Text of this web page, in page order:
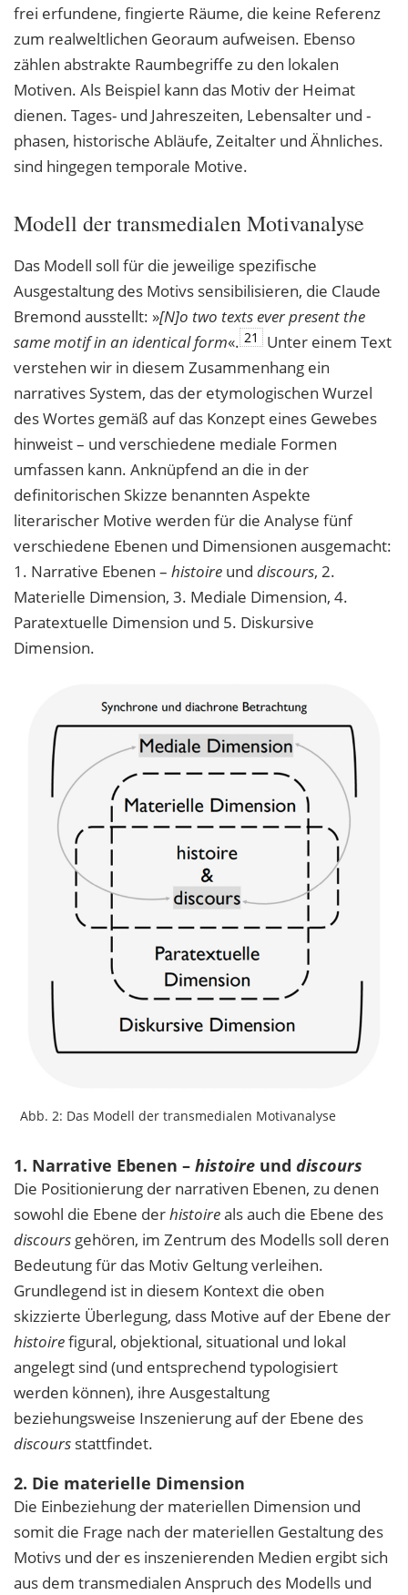
frei erfundene, fingierte Räume, die keine Referenz
zum realweltlichen Georaum aufweisen. Ebenso
zählen abstrakte Raumbegriffe zu den lokalen
Motiven. Als Beispiel kann das Motiv der Heimat
dienen. Tages- und Jahreszeiten, Lebensalter und -
phasen, historische Abläufe, Zeitalter und Ähnliches.
sind hingegen temporale Motive.
Modell der transmedialen Motivanalyse
Das Modell soll für die jeweilige spezifische
Ausgestaltung des Motivs sensibilisieren, die Claude
Bremond ausstellt: »[N]o two texts ever present the
same motif in an identicalform«. 21
Unter einem Text
verstehen wir in diesem Zusammenhang ein
narratives System, das der etymologischen Wurzel
des Wortes gemäß auf das Konzept eines Gewebes
hinweist – und verschiedene mediale Formen
umfassen kann. Anknüpfend an die in der
definitorischen Skizze benannten Aspekte
literarischer Motive werden für die Analyse fünf
verschiedene Ebenen und Dimensionen ausgemacht:
1. Narrative Ebenen – histoire und discours, 2.
Materielle Dimension, 3. Mediale Dimension, 4.
Paratextuelle Dimension und 5. Diskursive
Dimension.
Abb. 2: Das Modell der transmedialen Motivanalyse
1. Narrative Ebenen – histoire und discours
Die Positionierung der narrativen Ebenen, zu denen
sowohl die Ebene derhistoireals auch die Ebene des
discours gehören, im Zentrum des Modells soll deren
Bedeutung für das Motiv Geltung verleihen.
Grundlegend ist in diesem Kontext die oben
skizzierte Überlegung, dass Motive auf der Ebene der
histoirefigural, objektional, situational und lokal
angelegt sind (und entsprechend typologisiert
werden können), ihre Ausgestaltung
beziehungsweise Inszenierung auf der Ebene des
discours stattfindet.
2. Die materielle Dimension
Die Einbeziehung der materiellen Dimension und
somit die Frage nach der materiellen Gestaltung des
Motivs und der es inszenierenden Medien ergibt sich
aus dem transmedialen Anspruch des Modells und